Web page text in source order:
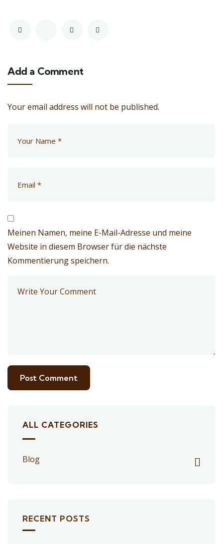
Add a Comment
Your email address will not be published.
Meinen Namen, meine E-Mail-Adresse und meine
Website in diesem Browser für die nächste
Kommentierung speichern.
ALL CATEGORIES
Blog
RECENT POSTS